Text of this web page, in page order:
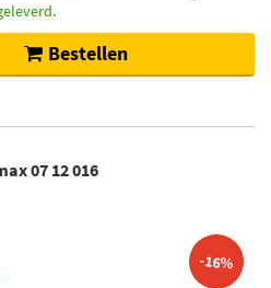
Bestellen
07 12 016
-16%